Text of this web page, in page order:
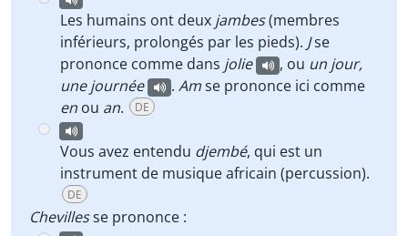
Les humains ont deux jambes(membres
inférieurs, prolongés par les pieds). Jse
prononce comme dans jolie , ou un jour,
une journée
. Amse prononce ici comme
en ou an. DE
Vous avez entendu djembé, qui est un
instrument de musique africain (percussion).
DE
Chevillesse prononce :